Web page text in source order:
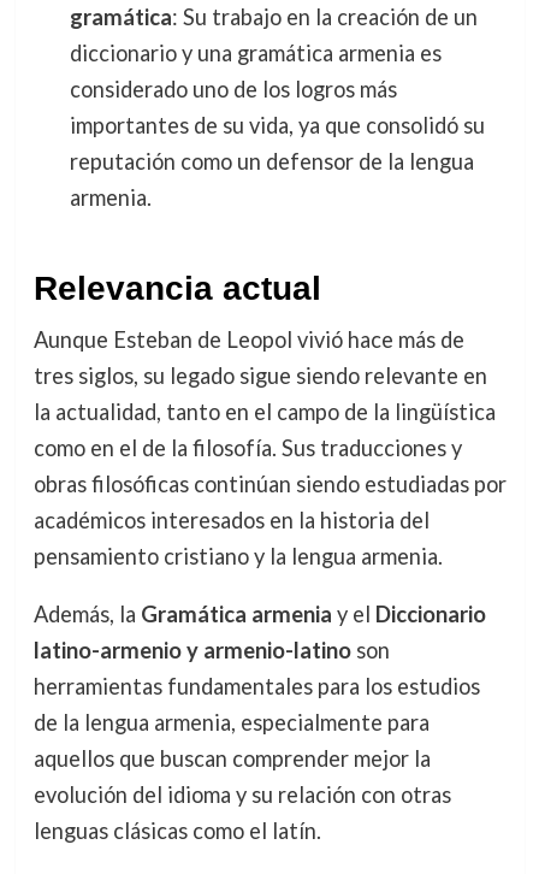
gramática: Su trabajo en la creación de un
diccionario y una gramática armenia es
considerado uno de los logros más
importantes de su vida, ya que consolidó su
reputación como un defensor de la lengua
armenia.
Relevancia actual
Aunque Esteban de Leopol vivió hace más de
tres siglos, su legado sigue siendo relevante en
la actualidad, tanto en el campo de la lingüística
como en el de la filosofía. Sus traducciones y
obras filosóficas continúan siendo estudiadas por
académicos interesados en la historia del
pensamiento cristiano y la lengua armenia.
Además, la Gramática armenia y el Diccionario
latino-armenio y armenio-latinoson
herramientas fundamentales para los estudios
de la lengua armenia, especialmente para
aquellos que buscan comprender mejor la
evolución del idioma y su relación con otras
lenguas clásicas como el latín.